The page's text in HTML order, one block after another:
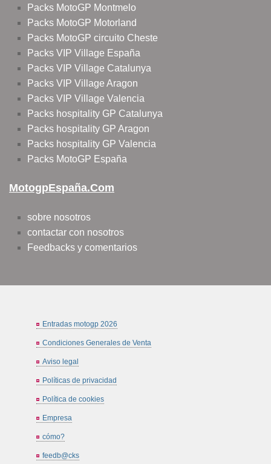
Packs MotoGP Montmelo
Packs MotoGP Motorland
Packs MotoGP circuito Cheste
Packs VIP Village España
Packs VIP Village Catalunya
Packs VIP Village Aragon
Packs VIP Village Valencia
Packs hospitality GP Catalunya
Packs hospitality GP Aragon
Packs hospitality GP Valencia
Packs MotoGP España
MotogpEspaña.com
sobre nosotros
contactar con nosotros
Feedbacks y comentarios
Entradas motogp 2026
Condiciones Generales de Venta
Aviso legal
Políticas de privacidad
Política de cookies
Empresa
cómo?
feedb@cks